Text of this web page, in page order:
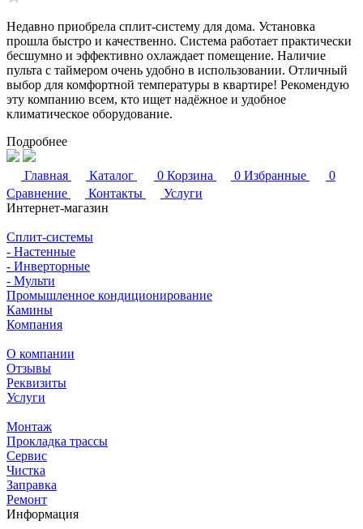
Недавно приобрела сплит-систему для дома. Установка
прошла быстро и качественно. Система работает практически
бесшумно и эффективно охлаждает помещение. Наличие
пульта с таймером очень удобно в использовании. Отличный
выбор для комфортной температуры в квартире! Рекомендую
эту компанию всем, кто ищет надёжное и удобное
климатическое оборудование.
Подробнее
Главная Каталог 0 Корзина 0 Избранные
0
Сравнение
Контакты
Услуги
Интернет-магазин
Сплит-системы
- Настенные
- Инверторные
- Мульти
Промышленное кондиционирование
Камины
Компания
О компании
Отзывы
Реквизиты
Услуги
Монтаж
Прокладка трассы
Сервис
Чистка
Заправка
Ремонт
Информация